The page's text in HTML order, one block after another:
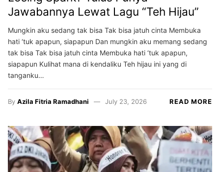
Jawabannya Lewat Lagu “Teh Hijau”
Mungkin aku sedang tak bisa Tak bisa jatuh cinta Membuka
hati ‘tuk apapun, siapapun Dan mungkin aku memang sedang
tak bisa Tak bisa jatuh cinta Membuka hati ‘tuk apapun,
siapapun Kulihat mana di kendaliku Teh hijau ini yang di
tanganku…
By Azila Fitria Ramadhani July 23, 2026 READ MORE